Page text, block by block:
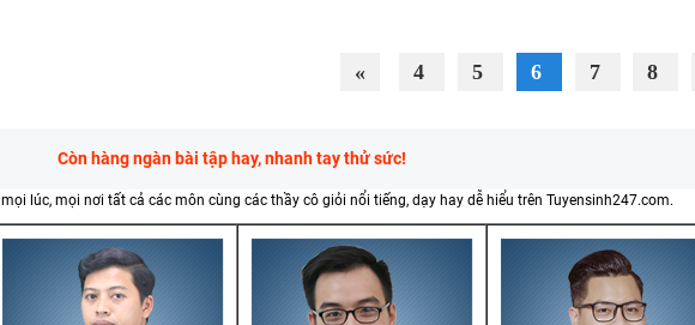
« 4 5 6 7 8
Còn hàng ngàn bài tập hay, nhanh tay thử sức!
mọi lúc, mọi nơi tất cả các môn cùng các thầy cô giỏi nổi tiếng, dạy hay dễ hiểu trên Tuyensinh247.com.